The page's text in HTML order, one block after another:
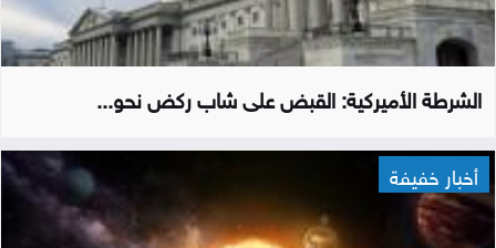
الشرطة الأميركية: القبض على شاب ركض نحو...
أخبار خفيفة